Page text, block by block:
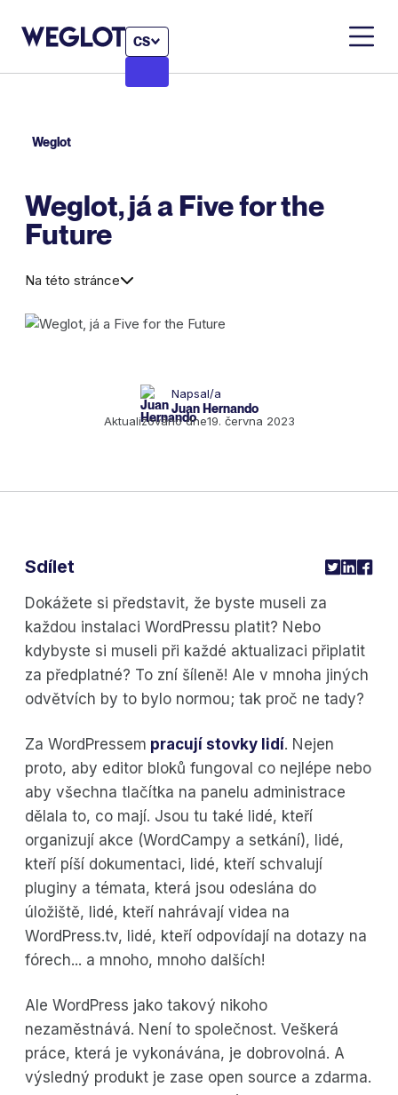
CS
Weglot
Weglot, já a Five for the
Future
Na této stránce
Napsal/a
Juan Hernando
Aktualizováno dne19. června 2023
Dokážete si představit, že byste museli za
každou instalaci WordPressu platit? Nebo
kdybyste si museli při každé aktualizaci připlatit
za předplatné? To zní šíleně! Ale v mnoha jiných
odvětvích by to bylo normou; tak proč ne tady?
Za WordPressem pracují stovky lidí. Nejen
proto, aby editor bloků fungoval co nejlépe nebo
aby všechna tlačítka na panelu administrace
dělala to, co mají. Jsou tu také lidé, kteří
organizují akce (WordCampy a setkání), lidé,
kteří píší dokumentaci, lidé, kteří schvalují
pluginy a témata, která jsou odeslána do
úložiště, lidé, kteří nahrávají videa na
WordPress.tv, lidé, kteří odpovídají na dotazy na
fórech... a mnoho, mnoho dalších!
Ale WordPress jako takový nikoho
nezaměstnává. Není to společnost. Veškerá
práce, která je vykonávána, je dobrovolná. A
výsledný produkt je zase open source a zdarma.
Sdílet